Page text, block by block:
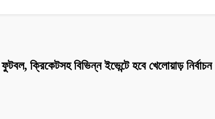
ক্রিকেটসহ বিভিন্ন ইভেন্টে হবে খেলোয়াড় নির্বাচন